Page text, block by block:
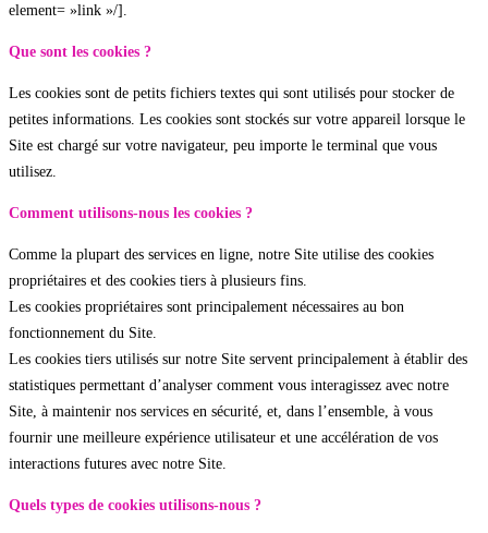
element= »link »/].
Que sont les cookies ?
Les cookies sont de petits fichiers textes qui sont utilisés pour stocker de
petites informations. Les cookies sont stockés sur votre appareil lorsque le
Site est chargé sur votre navigateur, peu importe le terminal que vous
utilisez.
Comment utilisons-nous les cookies ?
Comme la plupart des services en ligne, notre Site utilise des cookies
propriétaires et des cookies tiers à plusieurs fins.
Les cookies propriétaires sont principalement nécessaires au bon
fonctionnement du Site.
Les cookies tiers utilisés sur notre Site servent principalement à établir des
statistiques permettant d’analyser comment vous interagissez avec notre
Site, à maintenir nos services en sécurité, et, dans l’ensemble, à vous
fournir une meilleure expérience utilisateur et une accélération de vos
interactions futures avec notre Site.
Quels types de cookies utilisons-nous ?